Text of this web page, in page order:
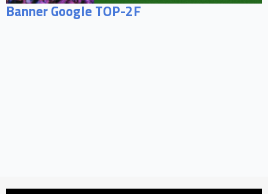
Banner Google TOP-2F